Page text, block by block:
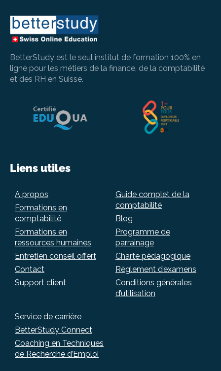
BetterStudy est le seul institut de formation 100% en
ligne pour les métiers de la finance, de la comptabilité
et des RH en Suisse.
Liens utiles
A propos
Formations en
comptabilité
Formations en
ressources humaines
Entretien conseil offert
Contact
Support client
Guide complet de la
comptabilité
Blog
Programme de
parrainage
Charte pédagogique
Règlement d’examens
Conditions générales
d’utilisation
Service de carrière
BetterStudy Connect
Coaching en Techniques
de Recherche d’Emploi